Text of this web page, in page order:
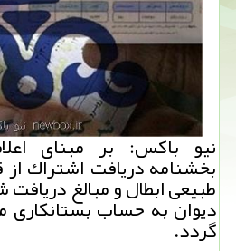
نیو باكس: بر مبنای
بخشنامه دریافت اشتراك
طبیعی ابطال و مبالغ دریافت
دیوان به حساب
گردد.